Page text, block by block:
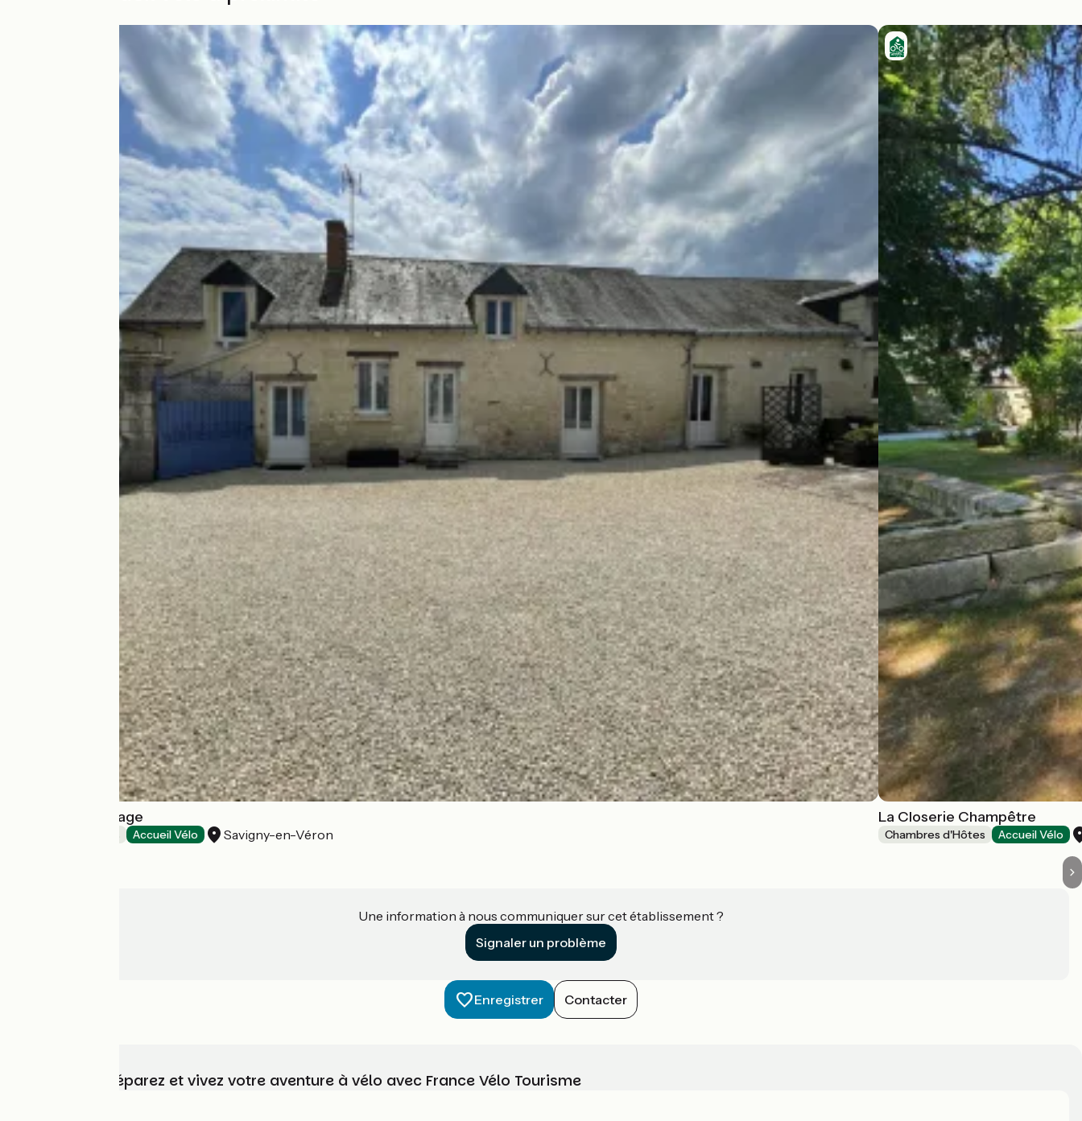
A l'Orée du Bocage
Accueil Vélo Savigny-en-Véron
La Closerie Champêtre
Chambres d'Hôtes Accueil Vélo
Une information à nous communiquer sur cet établissement ?
Signaler un problème
Enregistrer Contacter
Choisissez, préparez et vivez votre aventure à vélo avec France Vélo Tourisme